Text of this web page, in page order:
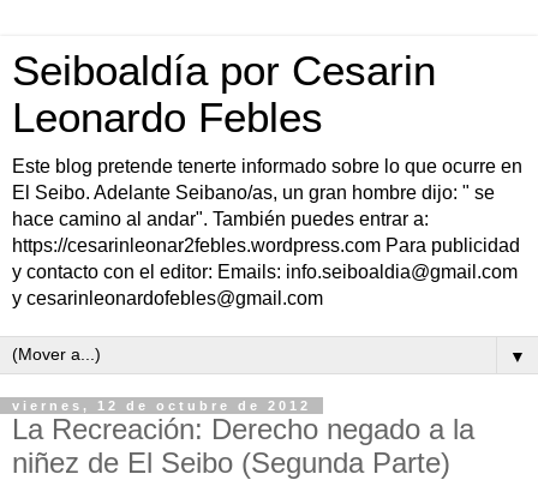
Seiboaldía por Cesarin
Leonardo Febles
Este blog pretende tenerte informado sobre lo que ocurre en
El Seibo. Adelante Seibano/as, un gran hombre dijo: " se
hace camino al andar". También puedes entrar a:
https://cesarinleonar2febles.wordpress.com Para publicidad
y contacto con el editor: Emails: info.seiboaldia@gmail.com
y cesarinleonardofebles@gmail.com
▼
viernes, 12 de octubre de 2012
La Recreación: Derecho negado a la
niñez de El Seibo (Segunda Parte)